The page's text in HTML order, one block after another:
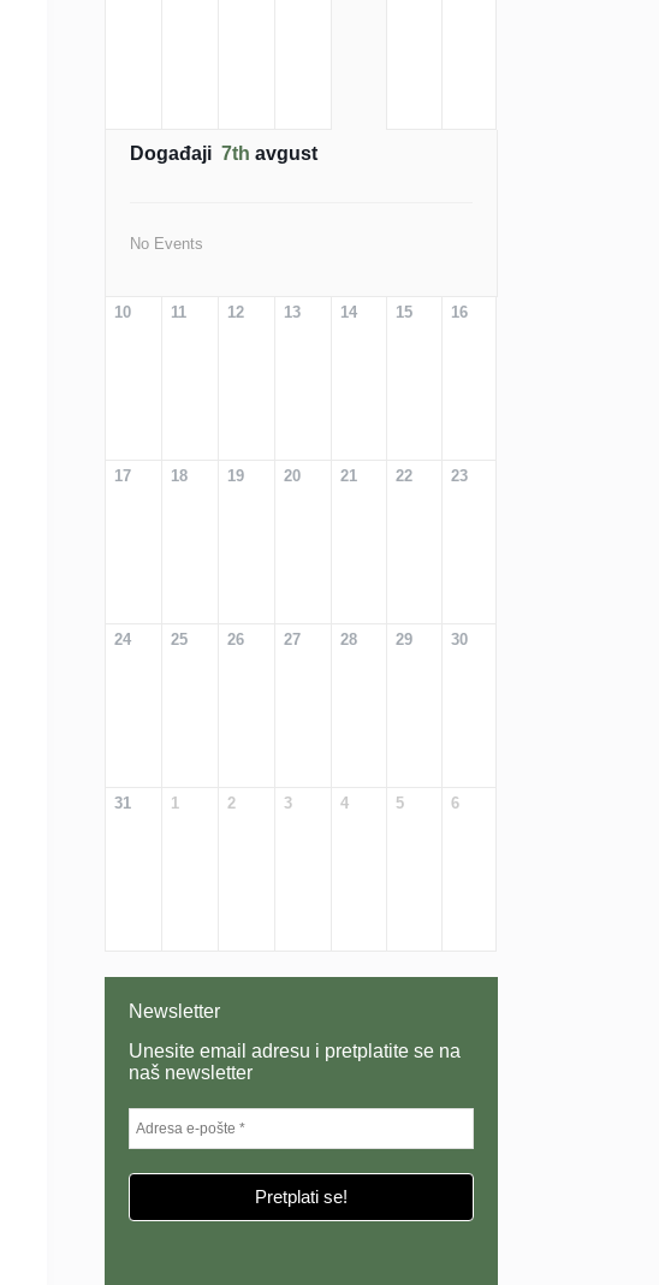
Događaji 7th avgust
No Events
10 11 12 13 14 15 16
17 18 19 20 21 22 23
24 25 26 27 28 29 30
31 1 2 3 4 5 6
Newsletter
Unesite email adresu i pretplatite se na
naš newsletter